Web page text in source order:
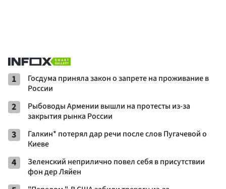
1
Госдума приняла закон о запрете на проживание в
России
2
Рыбоводы Армении вышли на протесты из-за
закрытия рынка России
3
Галкин* потерял дар речи после слов Пугачевой о
Киеве
4
Зеленский неприлично повел cебя в присутствии
фон дер Ляйен